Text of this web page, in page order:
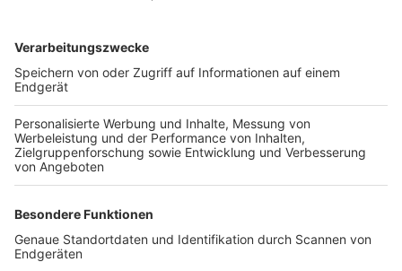
TOP-VEREINE
TOP-PARTNER